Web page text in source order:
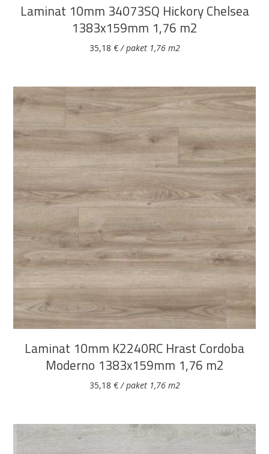
Pogledajte što je novo
u ponudi
AKCIJA! Pločasti
materijali
Alati i
pribor okućnica
Zaštitna
odjeća
Laminat 10mm 34073SQ Hickory Chelsea
1383x159mm 1,76 m2
35,18 €/ paket 1,76 m2
DODAJ U KOŠARICU
Laminat 10mm K2240RC Hrast Cordoba
Moderno 1383x159mm 1,76 m2
35,18 €/ paket 1,76 m2